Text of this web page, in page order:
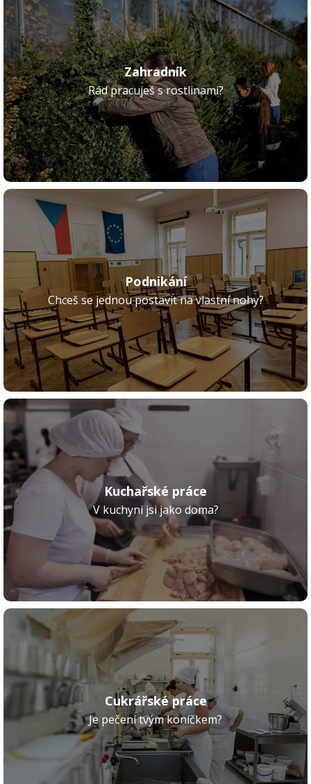
Zahradník
Rád pracuješ s rostlinami?
Podnikání
Chceš se jednou postavit na vlastní nohy?
Kuchařské práce
V kuchyni jsi jako doma?
Cukrářské práce
Je pečení tvým koníčkem?